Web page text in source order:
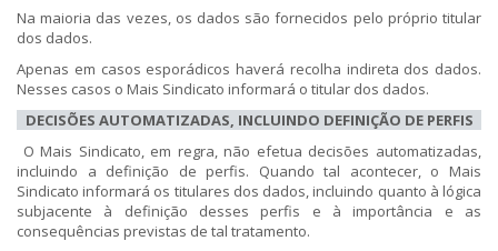
Na maioria das vezes, os dados são fornecidos pelo próprio titular
dos dados.
Apenas em casos esporádicos haverá recolha indireta dos dados.
Nesses casos o Mais Sindicato informará o titular dos dados.
DECISÕES AUTOMATIZADAS, INCLUINDO DEFINIÇÃO DE PERFIS
O Mais Sindicato, em regra, não efetua decisões automatizadas,
incluindo a definição de perfis. Quando tal acontecer, o Mais
Sindicato informará os titulares dos dados, incluindo quanto à lógica
subjacente à definição desses perfis e à importância e as
consequências previstas de tal tratamento.